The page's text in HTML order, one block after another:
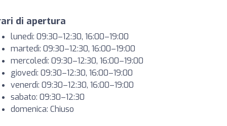
di apertura
lunedì: 09:30–12:30, 16:00–19:00
martedì: 09:30–12:30, 16:00–19:00
mercoledì: 09:30–12:30, 16:00–19:00
giovedì: 09:30–12:30, 16:00–19:00
venerdì: 09:30–12:30, 16:00–19:00
sabato: 09:30–12:30
domenica: Chiuso